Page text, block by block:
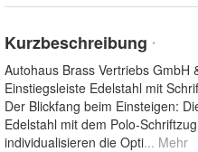
Kurzbeschreibung *
Autohaus Brass Vertriebs GmbH
Einstiegsleiste Edelstahl mit
Der Blickfang beim Einsteigen:
Edelstahl mit dem Polo-
individualisieren die Opti... Mehr